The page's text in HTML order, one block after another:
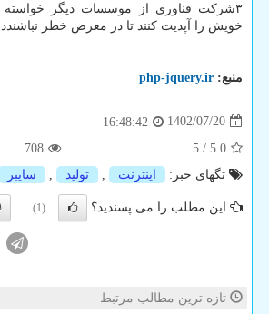
۳شرکت فناوری از موسسات دیگر خواسته
خویش را آپدیت کنند تا در معرض خطر نباشندد.
منبع: php-jquery.ir
1402/07/20
16:48:42
5.0
/
5
708
تگهای خبر:
اینترنت تولید سایبر
این مطلب را می پسندید؟ (1)
تازه ترین مطالب مرتبط